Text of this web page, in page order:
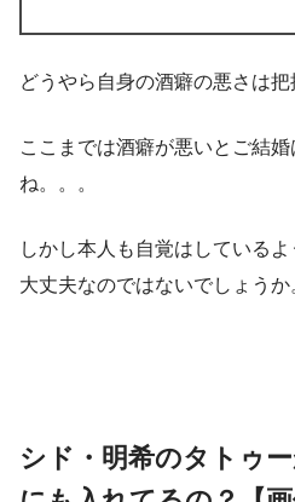
どうやら自身の酒癖の悪さは把
ここまでは酒癖が悪いとご結
ね。。。
しかし本人も自覚はしている
大丈夫なのではないでしょうか
シド・明希のタトゥ